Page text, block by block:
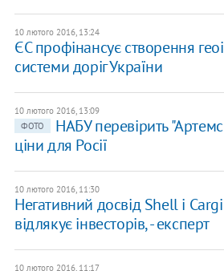
10 лютого 2016, 13:24
ЄС профінансує створення
системи доріг України
10 лютого 2016, 13:09
ФОТО
НАБУ перевірить
ціни для Росії
10 лютого 2016, 11:30
Негативний досвід Shell і
відлякує інвесторів, - експерт
10 лютого 2016, 11:17